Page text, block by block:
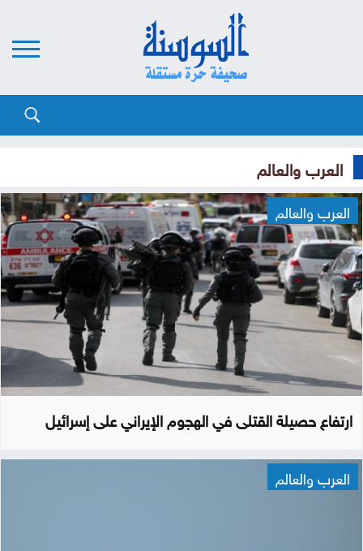
العرب والعالم
العرب والعالم
ارتفاع حصيلة القتلى في الهجوم الإيراني على إسرائيل
العرب والعالم